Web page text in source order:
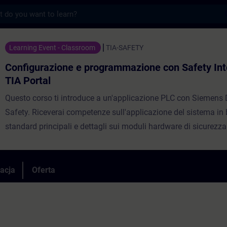
e programmazione con Safety
Learning Event - Classroom TIA-SAFETY
Configurazione e programmazione con Safety
TIA Portal
Questo corso ti introduce a un'applicazione PLC con Siemens
Safety. Riceverai competenze sull'applicazione del sistema in
standard principali e dettagli sui moduli hardware di
un'introduzione alla Safety su azionamento.
Oferta